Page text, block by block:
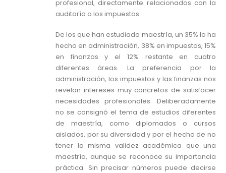
profesional, directamente relacionados con la
auditoría o los impuestos.
De los que han estudiado maestría, un 35% lo ha
hecho en administración, 38% en impuestos, 15%
en finanzas y el 12% restante en cuatro
diferentes áreas. La preferencia por la
administración, los impuestos y las finanzas nos
revelan intereses muy concretos de satisfacer
necesidades profesionales. Deliberadamente
no se consignó el tema de estudios diferentes
de maestría, como diplomados o cursos
aislados, por su diversidad y por el hecho de no
tener la misma validez académica que una
maestría, aunque se reconoce su importancia
práctica. Sin precisar números puede decirse